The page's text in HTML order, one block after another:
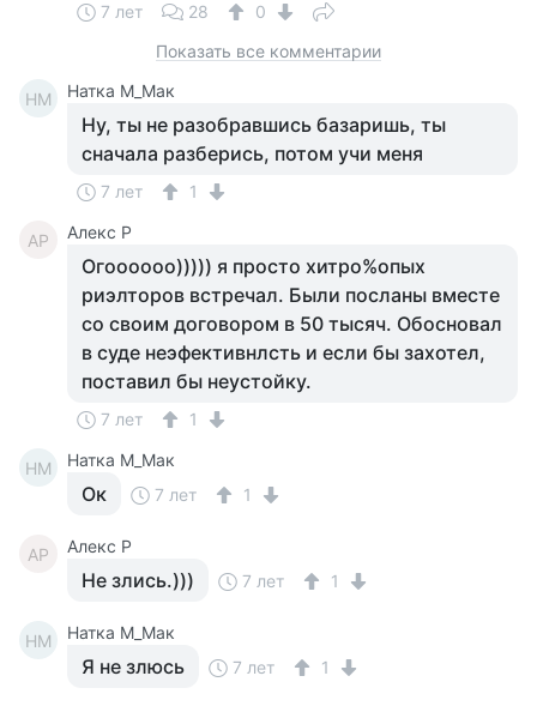
7 лет 28
0
Показать все комментарии
НМ Натка М_Мак
Ну, ты не разобравшись базаришь, ты
сначала разберись, потом учи меня
7 лет 1
АР Алекс Р
Огоооооо))))) я просто хитро%опых
риэлторов встречал. Были посланы вместе
со своим договором в 50 тысяч. Обосновал
в суде неэфективнлсть и если бы захотел,
поставил бы неустойку.
7 лет 1
НМ Натка М_Мак
Ок 7 лет 1
АР Алекс Р
Не злись.))) 7 лет 1
НМ Натка М_Мак
Я не злюсь 7 лет 1